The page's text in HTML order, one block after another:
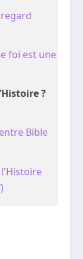
regard
foi est une
?
Bible
l'Histoire